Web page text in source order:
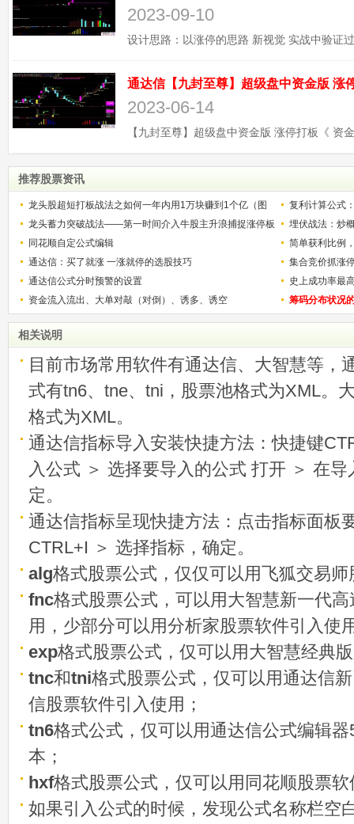
2023-09-10
2023-06-14
推荐股票资讯
龙头股超短打板战法之如何一年内用1万块赚到1个亿（图
解）
复利计算公式
少？
龙头蓄力突破战法——第一时间介入牛股主升浪捕捉涨停板
的技巧（图解）
埋伏战法：炒
同花顺自定公式编辑
简单获利比例
用
通达信：买了就涨 一涨就停的选股技巧
集合竞价抓涨
通达信公式分时预警的设置
史上成功率最
称选股法宝！
资金流入流出、大单对敲（对倒）、诱多、诱空 筹码分布状况
相关说明
目前市场常用软件有通达信、大智慧等，
式有tn6、tne、tni，股票池格式为XML。
格式为XML。
通达信指标导入安装快捷方法：快捷键
入公式 ＞ 选择要导入的公式 打开 ＞ 在
定。
通达信指标呈现快捷方法：点击指标面板
CTRL+I ＞ 选择指标，确定。
alg格式股票公式，仅仅可以用飞狐交易
fnc格式股票公式，可以用大智慧新一代
用，少部分可以用分析家股票软件引入使
exp格式股票公式，仅可以用大智慧经典
tnc和tni格式股票公式，仅可以用通达信
信股票软件引入使用；
tn6格式公式，仅可以用通达信公式编辑
本；
hxf格式股票公式，仅可以用同花顺股票
如果引入公式的时候，发现公式名称栏空